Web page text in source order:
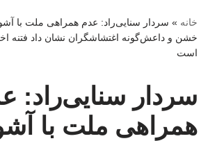
خانه » سردار سنایی‌راد: عدم همراهی ملت با
خشن و داعش‌گونه اغتشاشگران نشان داد فتنه
است
سردار سنایی‌راد:
همراهی ملت با